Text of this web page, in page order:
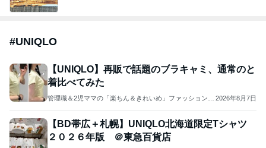
#UNIQLO
【UNIQLO】再販で話題のブラキャミ、通常のと
着比べてみた
管理職＆2児ママの「楽ちん＆きれいめ」ファッション＆
2026年8月7日
【BD帯広＋札幌】UNIQLO北海道限定Tシャツ
２０２６年版 ＠東急百貨店